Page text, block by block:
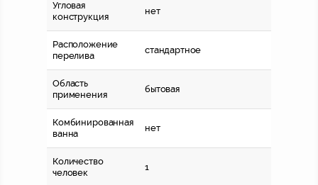
Угловая
конструкция
нет
Расположение
перелива
стандартное
Область
применения
бытовая
Комбинированная
ванна
нет
Количество
человек
1